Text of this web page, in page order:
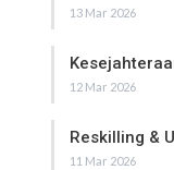
13 Mar 2026
12 Mar 2026
Reskilling &
11 Mar 2026